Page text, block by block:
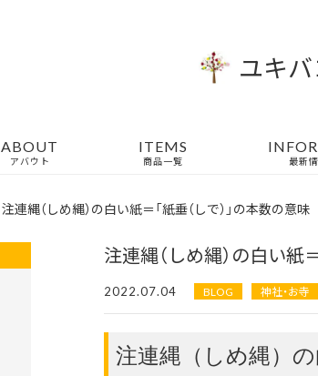
ユキバ
ABOUT
アバウト
ITEMS
商品一覧 最新
注連縄（しめ縄）の白い紙＝「紙垂（しで）」の本数の意味
注連縄（しめ縄）の白い紙
2022.07.04 BLOG 神社・お寺
注連縄（しめ縄）